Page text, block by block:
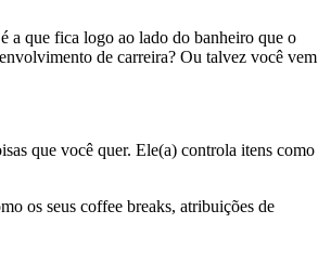
a que fica logo ao lado do banheiro que o
de carreira? Ou talvez você vem
que você quer. Ele(a) controla itens como
os seus coffee breaks, atribuições de